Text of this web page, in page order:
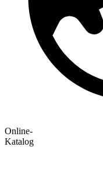
Online-
Katalog